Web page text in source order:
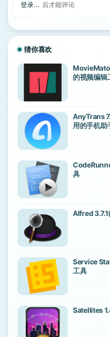
登录... 后才能评论
猜你喜欢
的视频编辑
AnyTrans
用的手机助
具
Alfred
Service
工具
Satellites